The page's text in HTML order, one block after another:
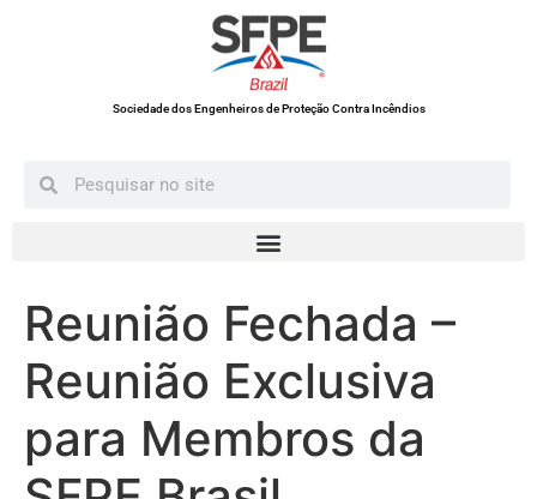
Sociedade dos Engenheiros de Proteção Contra Incêndios
Reunião Fechada –
Reunião Exclusiva
para Membros da